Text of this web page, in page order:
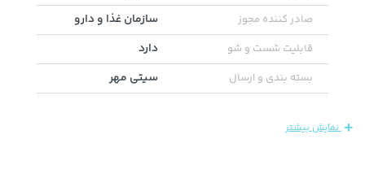
صادر کننده مجوز سازمان غذا و دارو
قابلیت شست و شو دارد
بسته بندی و ارسال سیتی مهر
نمایش بیشتر